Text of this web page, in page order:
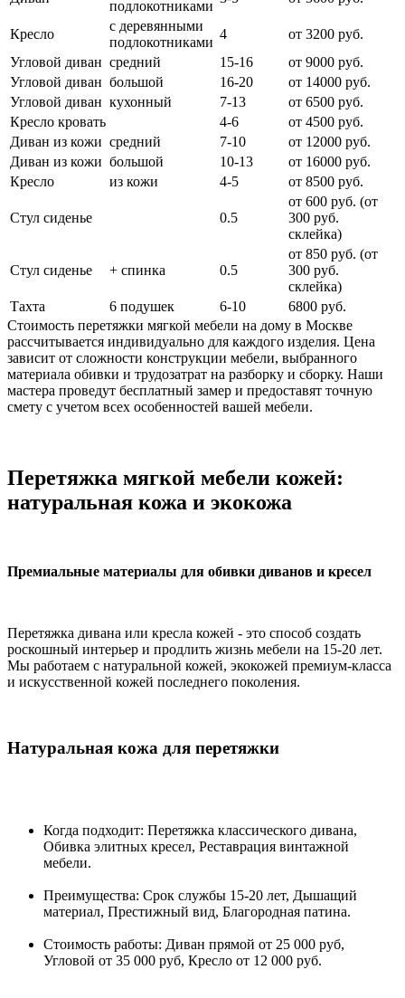
подлокотниками
Кресло
с деревянными
подлокотниками
4
от 3200 руб.
Угловой диван средний 15-16
от 9000 руб.
Угловой диван большой 16-20
от 14000 руб.
Угловой диван кухонный 7-13
от 6500 руб.
Кресло кровать
4-6
от 4500 руб.
Диван из кожи средний 7-10
от 12000 руб.
Диван из кожи большой 10-13
от 16000 руб.
Кресло
из кожи 4-5 от 8500 руб.
Стул сиденье 0.5
от 600 руб. (от
300 руб.
cклейка)
Стул сиденье + спинка 0.5
от 850 руб. (от
300 руб.
склейка)
Тахта
6 подушек 6-10
6800 руб.
Стоимость перетяжки мягкой мебели на дому в Москве
рассчитывается индивидуально для каждого изделия. Цена
зависит от сложности конструкции мебели, выбранного
материала обивки и трудозатрат на разборку и сборку. Наши
мастера проведут бесплатный замер и предоставят точную
смету с учетом всех особенностей вашей мебели.
Перетяжка мягкой мебели кожей:
натуральная кожа и экокожа
Премиальные материалы для обивки диванов и кресел
Перетяжка дивана или кресла кожей - это способ создать
роскошный интерьер и продлить жизнь мебели на 15-20 лет.
Мы работаем с натуральной кожей, экокожей премиум-класса
и искусственной кожей последнего поколения.
Натуральная кожа для перетяжки
Когда подходит: Перетяжка классического дивана,
Обивка элитных кресел, Реставрация винтажной
мебели.
Преимущества: Срок службы 15-20 лет, Дышащий
материал, Престижный вид, Благородная патина.
Стоимость работы: Диван прямой от 25 000 руб,
Угловой от 35 000 руб, Кресло от 12 000 руб.